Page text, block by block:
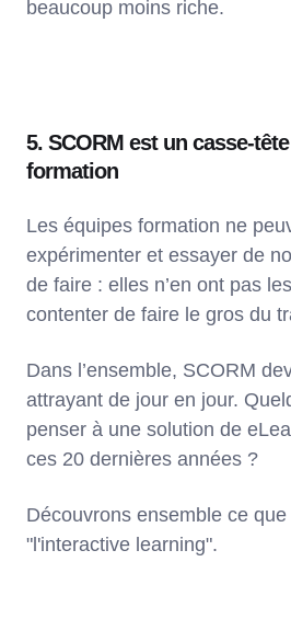
beaucoup moins riche.
5. SCORM est un casse-
formation
Les équipes formation ne
expérimenter et essayer de
de faire : elles n’en ont pas
contenter de faire le gros du
Dans l’ensemble, SCORM
attrayant de jour en jour.
penser à une solution de
ces 20 dernières années ?
Découvrons ensemble ce
"l'interactive learning".